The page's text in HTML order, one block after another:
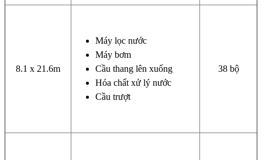
8.1 x 21.6m
Máy lọc nước
Máy bơm
Cầu thang lên xuống
Hóa chất xử lý nước
Cầu trượt
38 bộ